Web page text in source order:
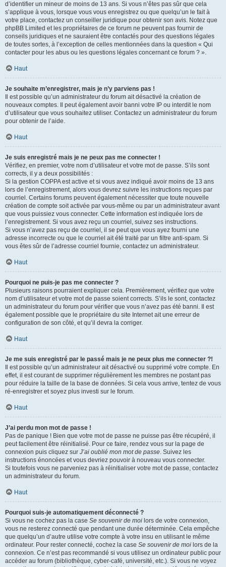
d’identifier un mineur de moins de 13 ans. Si vous n’êtes pas sûr que cela
s’applique à vous, lorsque vous vous enregistrez ou que quelqu’un le fait à
votre place, contactez un conseiller juridique pour obtenir son avis. Notez que
phpBB Limited et les propriétaires de ce forum ne peuvent pas fournir de
conseils juridiques et ne sauraient être contactés pour des questions légales
de toutes sortes, à l’exception de celles mentionnées dans la question « Qui
contacter pour les abus ou les questions légales concernant ce forum ? ».
Haut
Je souhaite m’enregistrer, mais je n’y parviens pas !
Il est possible qu’un administrateur du forum ait désactivé la création de
nouveaux comptes. Il peut également avoir banni votre IP ou interdit le nom
d’utilisateur que vous souhaitez utiliser. Contactez un administrateur du forum
pour obtenir de l’aide.
Haut
Je suis enregistré mais je ne peux pas me connecter !
Vérifiez, en premier, votre nom d’utilisateur et votre mot de passe. S’ils sont
corrects, il y a deux possibilités :
Si la gestion COPPA est active et si vous avez indiqué avoir moins de 13 ans
lors de l’enregistrement, alors vous devrez suivre les instructions reçues par
courriel. Certains forums peuvent également nécessiter que toute nouvelle
création de compte soit activée par vous-même ou par un administrateur avant
que vous puissiez vous connecter. Cette information est indiquée lors de
l’enregistrement. Si vous avez reçu un courriel, suivez ses instructions.
Si vous n’avez pas reçu de courriel, il se peut que vous ayez fourni une
adresse incorrecte ou que le courriel ait été traité par un filtre anti-spam. Si
vous êtes sûr de l’adresse courriel fournie, contactez un administrateur.
Haut
Pourquoi ne puis-je pas me connecter ?
Plusieurs raisons pourraient expliquer cela. Premièrement, vérifiez que votre
nom d’utilisateur et votre mot de passe soient corrects. S’ils le sont, contactez
un administrateur du forum pour vérifier que vous n’avez pas été banni. Il est
également possible que le propriétaire du site Internet ait une erreur de
configuration de son côté, et qu’il devra la corriger.
Haut
Je me suis enregistré par le passé mais je ne peux plus me connecter ?!
Il est possible qu’un administrateur ait désactivé ou supprimé votre compte. En
effet, il est courant de supprimer régulièrement les membres ne postant pas
pour réduire la taille de la base de données. Si cela vous arrive, tentez de vous
ré-enregistrer et soyez plus investi sur le forum.
Haut
J’ai perdu mon mot de passe !
Pas de panique ! Bien que votre mot de passe ne puisse pas être récupéré, il
peut facilement être réinitialisé. Pour ce faire, rendez vous sur la page de
connexion puis cliquez sur J’ai oublié mon mot de passe. Suivez les
instructions énoncées et vous devriez pouvoir à nouveau vous connecter.
Si toutefois vous ne parveniez pas à réinitialiser votre mot de passe, contactez
un administrateur du forum.
Haut
Pourquoi suis-je automatiquement déconnecté ?
Si vous ne cochez pas la case Se souvenir de moi lors de votre connexion,
vous ne resterez connecté que pendant une durée déterminée. Cela empêche
que quelqu’un d’autre utilise votre compte à votre insu en utilisant le même
ordinateur. Pour rester connecté, cochez la case Se souvenir de moi lors de la
connexion. Ce n’est pas recommandé si vous utilisez un ordinateur public pour
accéder au forum (bibliothèque, cyber-café, université, etc.). Si vous ne voyez